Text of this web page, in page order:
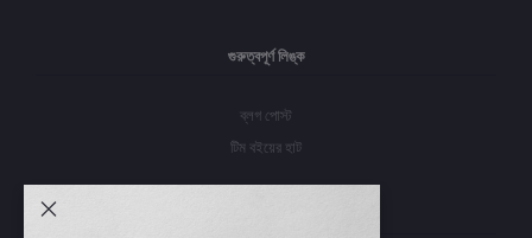
গুরুত্বপূর্ণ লিঙ্ক
ব্লগ পোস্ট
টিম বইয়ের হাট